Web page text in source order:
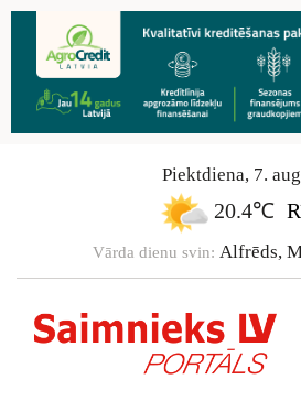
Piektdiena, 7.
20.4℃
Vārda dienu svin: Alfrēds,